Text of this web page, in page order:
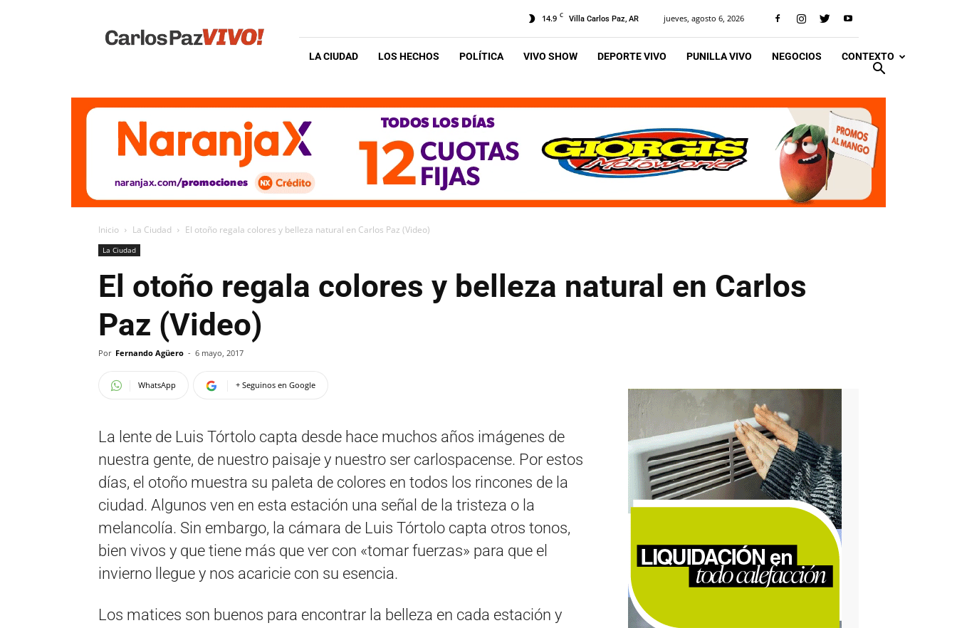
Vivo
14.9 C Villa Carlos Paz, AR jueves, agosto 6, 2026
LA CIUDAD LOS HECHOS POLÍTICA VIVO SHOW DEPORTE VIVO PUNILLA VIVO NEGOCIOS CONTEXTO
Inicio La Ciudad El otoño regala colores y belleza natural en Carlos Paz (Video)
La Ciudad
El otoño regala colores y belleza natural en Carlos
Paz (Video)
Por Fernando Agüero - 6 mayo, 2017
WhatsApp + Seguinos en Google
La lente de Luis Tórtolo capta desde hace muchos años imágenes de
nuestra gente, de nuestro paisaje y nuestro ser carlospacense. Por estos
días, el otoño muestra su paleta de colores en todos los rincones de la
ciudad. Algunos ven en esta estación una señal de la tristeza o la
melancolía. Sin embargo, la cámara de Luis Tórtolo capta otros tonos,
bien vivos y que tiene más que ver con «tomar fuerzas» para que el
invierno llegue y nos acaricie con su esencia.
Los matices son buenos para encontrar la belleza en cada estación y